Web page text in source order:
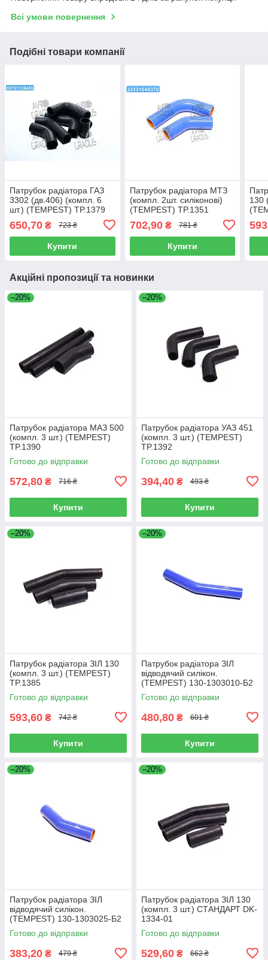
Всі умови повернення
Подібні товари компанії
Патрубок радіатора ГАЗ
3302 (дв.406) (компл. 6
шт.) (TEMPEST) TP.1379
650,70 ₴ 723 ₴
Купити
Патрубок радіатора МТЗ
(компл. 2шт. силіконові)
(TEMPEST) TP.1351
702,90₴ 781 ₴
Купити
130
Акційні пропозиції та новинки
–20%
Патрубок радіатора МАЗ 500
(компл. 3 шт.) (TEMPEST)
TP.1390
Готово до відправки
572,80 ₴ 716 ₴
Купити
–20%
Патрубок радіатора УАЗ 451
(компл. 3 шт.) (TEMPEST)
TP.1392
Готово до відправки
394,40 ₴ 493 ₴
Купити
–20%
Патрубок радіатора ЗІЛ 130
(компл. 3 шт.) (TEMPEST)
TP.1385
Готово до відправки
593,60 ₴ 742 ₴
Купити
–20%
Патрубок радіатора ЗІЛ
відводячий силiкон.
(TEMPEST) 130-1303010-Б2
Готово до відправки
480,80 ₴ 601 ₴
Купити
–20%
Патрубок радіатора ЗІЛ
відводячий силiкон.
(TEMPEST) 130-1303025-Б2
Готово до відправки
383,20 ₴ 479 ₴
–20%
Патрубок радіатора ЗІЛ 130
(компл. 3 шт.) СТАНДАРТ DK-
1334-01
Готово до відправки
529,60 ₴ 662 ₴